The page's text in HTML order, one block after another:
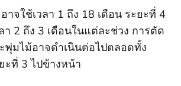
าจใช้เวลา 1 ถึง 18 เดือน ระยะที่ 4
า 2 ถึง 3 เดือนในแต่ละช่วง การตัด
มไม้อาจดําเนินต่อไปตลอดทั้ง
ะที่ 3 ไปข้างหน้า